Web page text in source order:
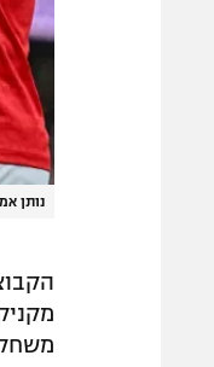
נותן